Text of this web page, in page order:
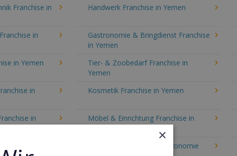
Franchise in
Handwerk Franchise in Yemen
in
Gastronomie & Bringdienst Franchise
in Yemen
in Yemen
Tier- & Zoobedarf Franchise in
Yemen
in
Kosmetik Franchise in Yemen
in
Möbel & Einrichtung Franchise in
Yemen
Restaurant & Systemgastronomie
×